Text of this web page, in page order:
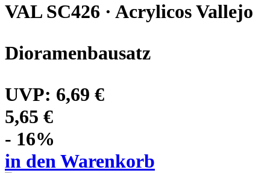
VAL SC426 · Acrylicos Vallejo
Dioramenbausatz
UVP: 6,69 €
5,65 €
- 16%
in den Warenkorb